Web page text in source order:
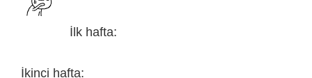
İlk hafta:
İkinci hafta: